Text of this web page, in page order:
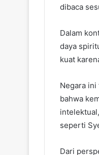
dibaca
Dalam
daya
kuat
Negara
bahwa
seperti
Dari